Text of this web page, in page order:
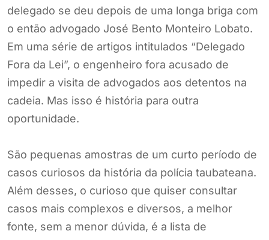
delegado se deu depois de uma longa briga com
o então advogado José Bento Monteiro Lobato.
Em uma série de artigos intitulados “Delegado
Fora da Lei”, o engenheiro fora acusado de
impedir a visita de advogados aos detentos na
cadeia. Mas isso é história para outra
oportunidade.
São pequenas amostras de um curto período de
casos curiosos da história da polícia taubateana.
Além desses, o curioso que quiser consultar
casos mais complexos e diversos, a melhor
fonte, sem a menor dúvida, é a lista de